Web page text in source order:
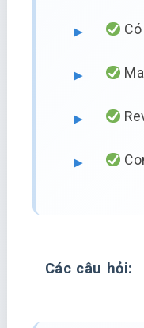
Các câu hỏi: